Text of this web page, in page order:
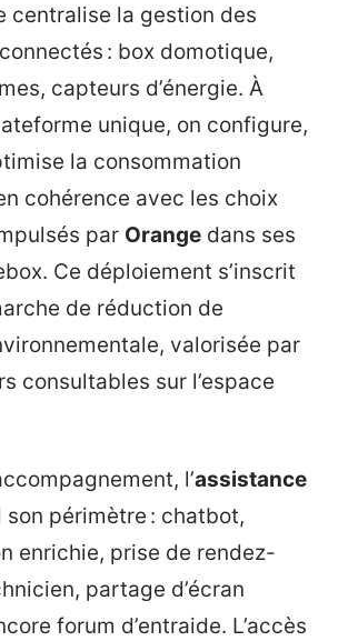
centralise la gestion des
: box domotique,
capteurs d’énergie. À
unique, on configure,
la consommation
cohérence avec les choix
par Orange dans ses
Ce déploiement s’inscrit
de réduction de
valorisée par
consultables sur l’espace
l’assistance
son périmètre : chatbot,
enrichie, prise de rendez-
partage d’écran
forum d’entraide. L’accès